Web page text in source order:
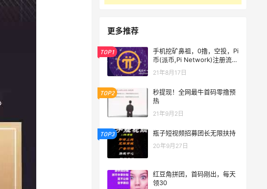
更多推荐
TOP1
手机挖矿鼻祖，0撸，空投，Pi
币(派币,Pi Network)注册流
程：
21年8月17日
TOP2
秒提现！全网最牛首码零撸预
热
21年9月2日
TOP3 瓶子短视频招募团长无限扶持
20年9月27日
红豆角拼团，首码刚出，每天
领30